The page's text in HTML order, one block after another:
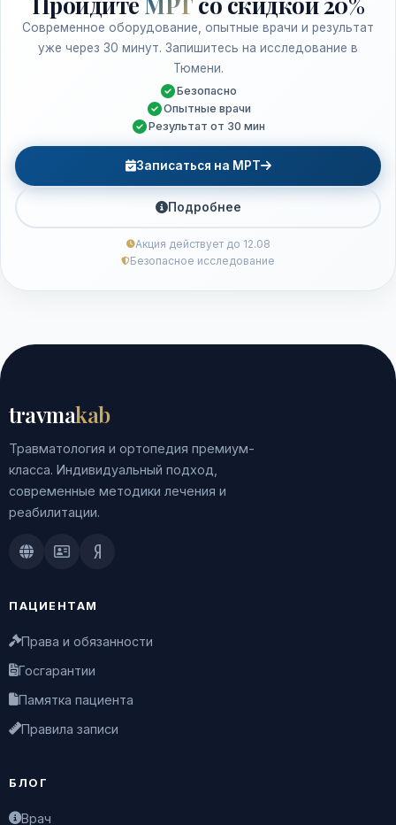
Современное оборудование, опытные врачи и результат
уже через 30 минут. Запишитесь на исследование в
Тюмени.
Безопасно
Опытные врачи
Результат от 30 мин
Записаться на МРТ
Подробнее
Акция действует до 12.08
Безопасное исследование
travmakab
Травматология и ортопедия премиум-
класса. Индивидуальный подход,
современные методики лечения и
реабилитации.
Doctu.ruПроДокторов
Яндекс.Здоровье
ПАЦИЕНТАМ
Права и обязанности
Госгарантии
Памятка пациента
Правила записи
БЛОГ
Врач